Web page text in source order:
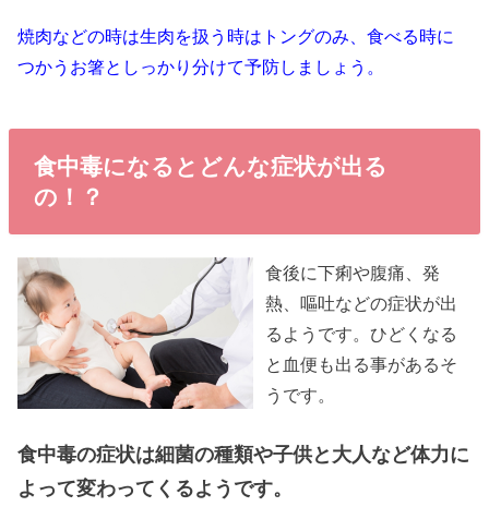
焼肉などの時は生肉を扱う時はトングのみ、食べる時に
つかうお箸としっかり分けて予防しましょう。
食中毒になるとどんな症状が出る
の！？
食後に下痢や腹痛、発
熱、嘔吐などの症状が出
るようです。ひどくなる
と血便も出る事があるそ
うです。
食中毒の症状は細菌の種類や子供と大人など体力に
よって変わってくるようです。